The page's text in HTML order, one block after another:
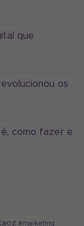
que
os
como fazer e
#marketing